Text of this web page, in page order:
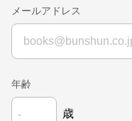
メールアドレス
年齢
歳